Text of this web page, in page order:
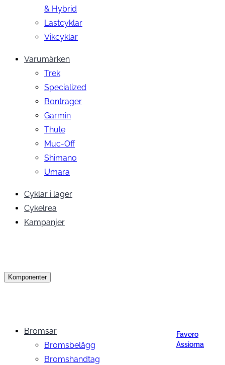
& Hybrid
Lastcyklar
Vikcyklar
Varumärken
Trek
Specialized
Bontrager
Garmin
Thule
Muc-Off
Shimano
Umara
Cyklar i lager
Cykelrea
Kampanjer
Komponenter
Bromsar
Bromsbelägg
Bromshandtag
Favero
Assioma